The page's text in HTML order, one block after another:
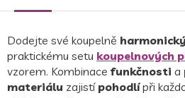
Dodejte své koupelně
praktickému setu koupelnových
vzorem. Kombinace funkčnosti a
materiálu zajistí pohodlí při